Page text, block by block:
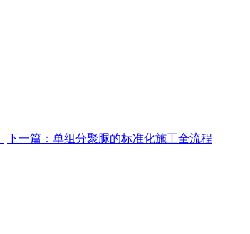
下一篇：单组分聚脲的标准化施工全流程